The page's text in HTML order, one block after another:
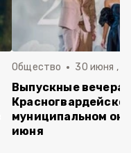
Общество 30 июня ,
Выпускные вечера
муниципальном
июня